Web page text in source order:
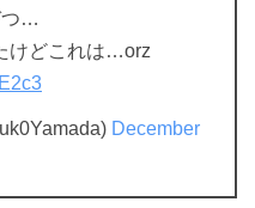
つ…
けどこれは…orz
December